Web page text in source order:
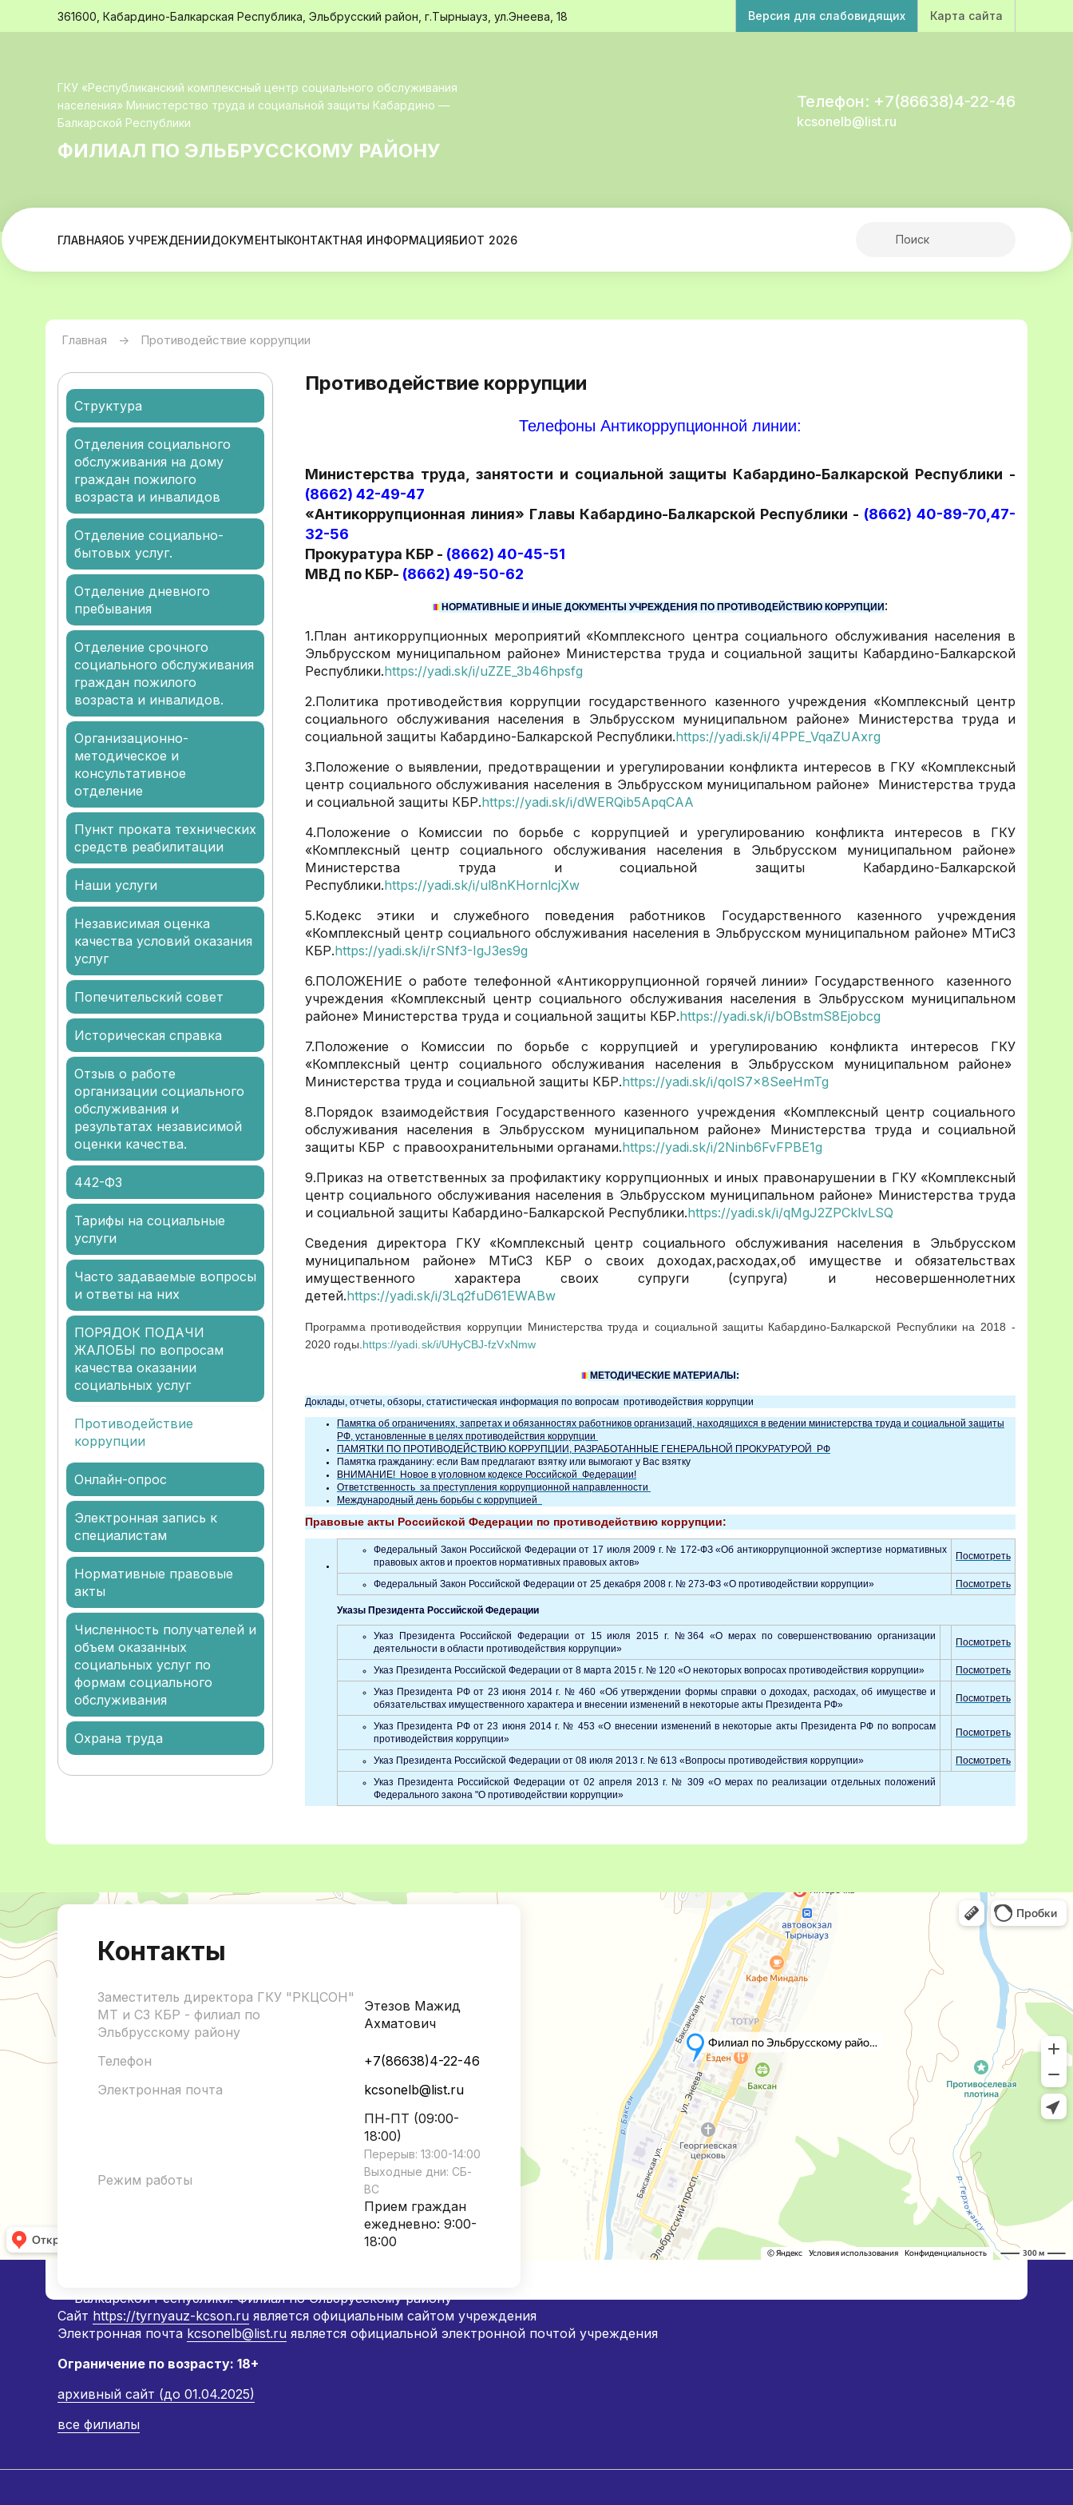
361600, Кабардино-Балкарская Республика, Эльбрусский район, г.Тырныауз, ул.Энеева, 18 Версия для слабовидящих Карта сайта
ГКУ «Республиканский комплексный центр социального обслуживания
населения» Министерство труда и социальной защиты Кабардино —
Балкарской Республики
ФИЛИАЛ ПО ЭЛЬБРУССКОМУ РАЙОНУ
Телефон: +7(86638)4-22-46
kcsonelb@list.ru
ГЛАВНАЯОБ УЧРЕЖДЕНИИДОКУМЕНТЫКОНТАКТНАЯ ИНФОРМАЦИЯБИОТ 2026
Главная -> Противодействие коррупции
Структура
Отделения социального
обслуживания на дому
граждан пожилого
возраста и инвалидов
Отделение социально-
бытовых услуг.
Отделение дневного
пребывания
Отделение срочного
социального обслуживания
граждан пожилого
возраста и инвалидов.
Организационно-
методическое и
консультативное
отделение
Пункт проката технических
средств реабилитации
Наши услуги
Независимая оценка
качества условий оказания
услуг
Попечительский совет
Историческая справка
Отзыв о работе
организации социального
обслуживания и
результатах независимой
оценки качества.
442-ФЗ
Тарифы на социальные
услуги
Часто задаваемые вопросы
и ответы на них
ПОРЯДОК ПОДАЧИ
ЖАЛОБЫ по вопросам
качества оказании
социальных услуг
Противодействие
коррупции
Онлайн-опрос
Электронная запись к
специалистам
Нормативные правовые
акты
Численность получателей и
объем оказанных
социальных услуг по
формам социального
обслуживания
Охрана труда
Противодействие коррупции
Телефоны Антикоррупционной линии:
Министерства труда, занятости и социальной защиты Кабардино-Балкарской Республики -
(8662) 42-49-47
«Антикоррупционная линия» Главы Кабардино-Балкарской Республики - (8662) 40-89-70,47-
32-56
Прокуратура КБР - (8662) 40-45-51
МВД по КБР- (8662) 49-50-62
НОРМАТИВНЫЕ И ИНЫЕ ДОКУМЕНТЫ УЧРЕЖДЕНИЯ ПО ПРОТИВОДЕЙСТВИЮ КОРРУПЦИИ :
1.План антикоррупционных мероприятий «Комплексного центра социального обслуживания населения в
Эльбрусском муниципальном районе» Министерства труда и социальной защиты Кабардино-Балкарской
Республики.https://yadi.sk/i/uZZE_3b46hpsfg
2.Политика противодействия коррупции государственного казенного учреждения «Комплексный центр
социального обслуживания населения в Эльбрусском муниципальном районе» Министерства труда и
социальной защиты Кабардино-Балкарской Республики.https://yadi.sk/i/4PPE_VqaZUAxrg
3.Положение о выявлении, предотвращении и урегулировании конфликта интересов в ГКУ «Комплексный
центр социального обслуживания населения в Эльбрусском муниципальном районе» Министерства труда
и социальной защиты КБР.https://yadi.sk/i/dWERQib5ApqCAA
4.Положение о Комиссии по борьбе с коррупцией и урегулированию конфликта интересов в ГКУ
«Комплексный центр социального обслуживания населения в Эльбрусском муниципальном районе»
Министерства труда и социальной защиты Кабардино-Балкарской
Республики.https://yadi.sk/i/ul8nKHornlcjXw
5.Кодекс этики и служебного поведения работников Государственного казенного учреждения
«Комплексный центр социального обслуживания населения в Эльбрусском муниципальном районе» МТиСЗ
КБР.https://yadi.sk/i/rSNf3-IgJ3es9g
6.ПОЛОЖЕНИЕ о работе телефонной «Антикоррупционной горячей линии» Государственного казенного
учреждения «Комплексный центр социального обслуживания населения в Эльбрусском муниципальном
районе» Министерства труда и социальной защиты КБР.https://yadi.sk/i/bOBstmS8Ejobcg
7.Положение о Комиссии по борьбе с коррупцией и урегулированию конфликта интересов ГКУ
«Комплексный центр социального обслуживания населения в Эльбрусском муниципальном районе»
Министерства труда и социальной защиты КБР.https://yadi.sk/i/qolS7x8SeeHmTg
8.Порядок взаимодействия Государственного казенного учреждения «Комплексный центр социального
обслуживания населения в Эльбрусском муниципальном районе» Министерства труда и социальной
защиты КБР с правоохранительными органами.https://yadi.sk/i/2Ninb6FvFPBE1g
9.Приказ на ответственных за профилактику коррупционных и иных правонарушении в ГКУ «Комплексный
центр социального обслуживания населения в Эльбрусском муниципальном районе» Министерства труда
и социальной защиты Кабардино-Балкарской Республики.https://yadi.sk/i/qMgJ2ZPCklvLSQ
Сведения директора ГКУ «Комплексный центр социального обслуживания населения в Эльбрусском
муниципальном районе» МТиСЗ КБР о своих доходах,расходах,об имуществе и обязательствах
имущественного характера своих супруги (супруга) и несовершеннолетних
детей.https://yadi.sk/i/3Lq2fuD61EWABw
Программа противодействия коррупции Министерства труда и социальной защиты Кабардино-Балкарской Республики на 2018 -
2020 годы. https://yadi.sk/i/UHyCBJ-fzVxNmw
МЕТОДИЧЕСКИЕ МАТЕРИАЛЫ:
Доклады, отчеты, обзоры, статистическая информация по вопросам противодействия коррупции
Памятка об ограничениях, запретах и обязанностях работников организаций, находящихся в ведении министерства труда и социальной защиты
РФ, установленные в целях противодействия коррупции
ПАМЯТКИ ПО ПРОТИВОДЕЙСТВИЮ КОРРУПЦИИ, РАЗРАБОТАННЫЕ ГЕНЕРАЛЬНОЙ ПРОКУРАТУРОЙ РФ
Памятка гражданину: если Вам предлагают взятку или вымогают у Вас взятку
ВНИМАНИЕ! Новое в уголовном кодексе Российской Федерации!
Ответственность за преступления коррупционной направленности
Международный день борьбы с коррупцией
Правовые акты Российской Федерации по противодействию коррупции:
Федеральный Закон Российской Федерации от 17 июля 2009 г. № 172-ФЗ «Об антикоррупционной экспертизе нормативных
правовых актов и проектов нормативных правовых актов»
Посмотреть
Федеральный Закон Российской Федерации от 25 декабря 2008 г. № 273-ФЗ «О противодействии коррупции» Посмотреть
Указы Президента Российской Федерации
Указ Президента Российской Федерации от 15 июля 2015 г. №364 «О мерах по совершенствованию организации
деятельности в области противодействия коррупции»
Посмотреть
Указ Президента Роcсийской Федерации от 8 марта 2015 г. № 120 «О некоторых вопросах противодействия коррупции»
Посмотреть
Указ Президента РФ от 23 июня 2014 г. № 460 «Об утверждении формы справки о доходах, расходах, об имуществе и
обязательствах имущественного характера и внесении изменений в некоторые акты Президента РФ»
Посмотреть
Указ Президента РФ от 23 июня 2014 г. № 453 «О внесении изменений в некоторые акты Президента РФ по вопросам
противодействия коррупции»
Посмотреть
Указ Президента Российской Федерации от 08 июля 2013 г. № 613 «Вопросы противодействия коррупции»
Посмотреть
Указ Президента Российской Федерации от 02 апреля 2013 г. № 309 «О мерах по реализации отдельных положений
Федерального закона "О противодействии коррупции»
Контакты
Заместитель директора ГКУ "РКЦСОН"
МТ и СЗ КБР - филиал по
Эльбрусскому району
Этезов Мажид
Ахматович
Телефон
+7(86638)4-22-46
Электронная почта
kcsonelb@list.ru
Режим работы
ПН-ПТ (09:00-
18:00)
Перерыв: 13:00-14:00
Выходные дни: СБ-
ВС
Прием граждан
ежедневно: 9:00-
18:00
— Балкарской Республики. Филиал по Эльбрусскому району
Сайт https://tyrnyauz-kcson.ru является официальным сайтом учреждения
Электронная почта kcsonelb@list.ru является официальной электронной почтой учреждения
Ограничение по возрасту: 18+
архивный сайт (до 01.04.2025)
все филиалы